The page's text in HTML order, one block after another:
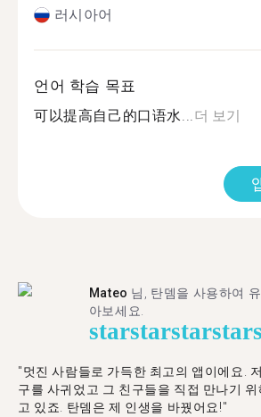
러시아어
언어 학습 목표
可以提高自己的口语水...더 보기
Mateo 님, 탄뎀을 사용하여
아보세요.
starstarstarstar
"멋진 사람들로 가득한 최고의 앱이에요.
구를 사귀었고 그 친구들을 직접 만나기
고 있죠. 탄뎀은 제 인생을 바꿨어요!"